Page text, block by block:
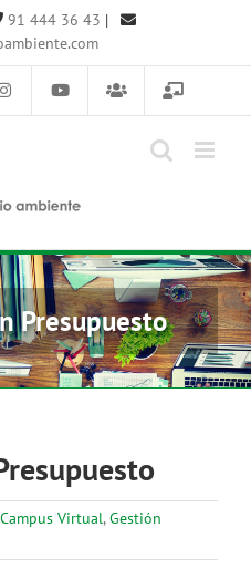
91 444 36 43 |
Presupuesto
Campus Virtual,Gestión